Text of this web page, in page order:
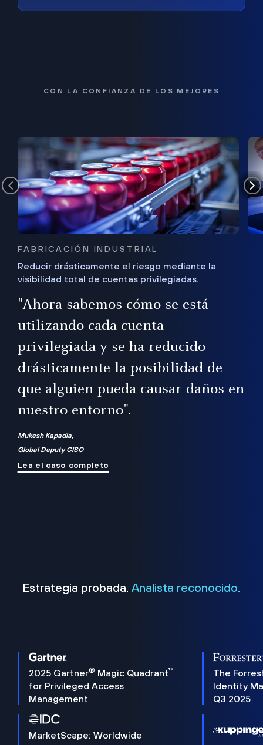
CON LA CONFIANZA DE LOS MEJORES
FABRICACIÓN INDUSTRIAL
Reducir drásticamente el riesgo mediante la
visibilidad total de cuentas privilegiadas.
"Ahora sabemos cómo se está
utilizando cada cuenta
privilegiada y se ha reducido
drásticamente la posibilidad de
que alguien pueda causar daños en
nuestro entorno".
Mukesh Kapadia,
Global Deputy CISO
Lea el caso completo
Estrategia probada. Analista reconocido.
2025 Gartner® Magic Quadrant™
for Privileged Access
Management
The
Identity
Q3 2025
MarketScape: Worldwide